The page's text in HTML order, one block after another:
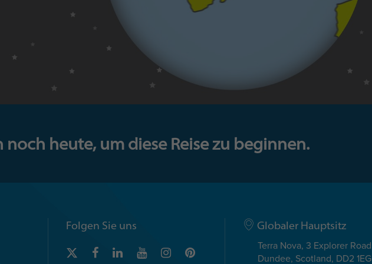
noch heute, um diese Reise zu beginnen.
Folgen Sie uns
Globaler Hauptsitz
Terra Nova, 3 Explorer Road
Dundee, Scotland, DD2 1EG